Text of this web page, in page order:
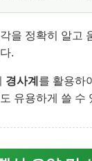
을 정확히 알고
.
경사계 를 활용하
유용하게 쓸 수